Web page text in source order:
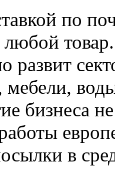
по
любой
развит
мебели,
бизнеса
в